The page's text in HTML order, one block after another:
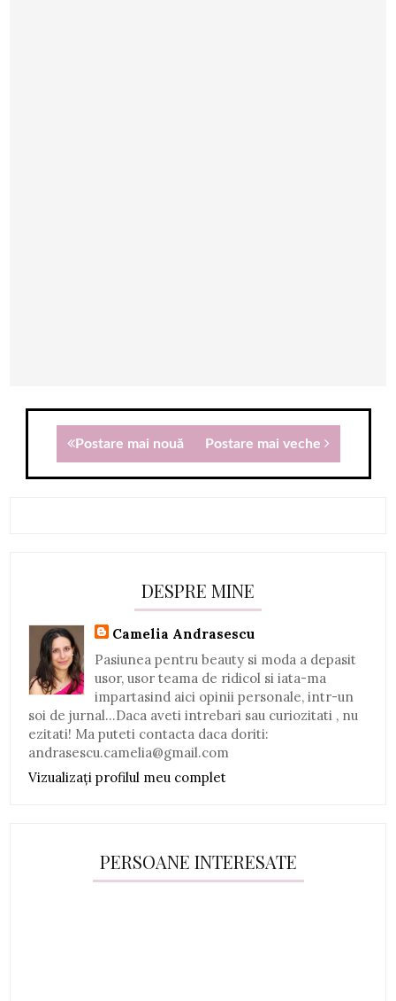
Postare mai nouă Postare mai veche
DESPRE MINE
Camelia Andrasescu
Pasiunea pentru beauty si moda a depasit
usor, usor teama de ridicol si iata-ma
impartasind aici opinii personale, intr-un
soi de jurnal...Daca aveti intrebari sau curiozitati , nu
ezitati! Ma puteti contacta daca doriti:
andrasescu.camelia@gmail.com
Vizualizați profilul meu complet
PERSOANE INTERESATE